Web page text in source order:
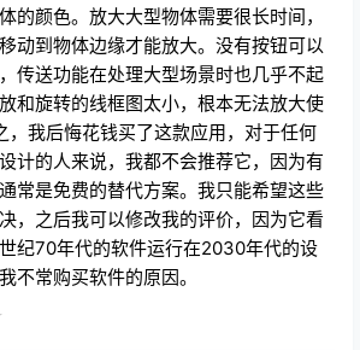
的颜色。放大大型物体需要很长时间，
动到物体边缘才能放大。没有按钮可以
传送功能在处理大型场景时也几乎不起
和旋转的线框图太小，根本无法放大使
我后悔花钱买了这款应用，对于任何
计的人来说，我都不会推荐它，因为有
常是免费的替代方案。我只能希望这些
，之后我可以修改我的评价，因为它看
纪70年代的软件运行在2030年代的设
不常购买软件的原因。